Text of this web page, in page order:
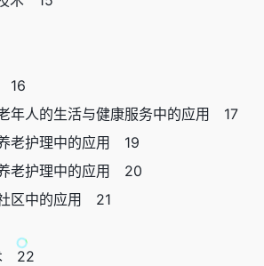
16
年人的生活与健康服务中的应用 17
老护理中的应用 19
老护理中的应用 20
区中的应用 21
22